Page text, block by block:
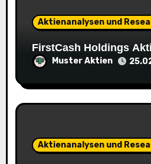
Aktienanalysen und
FirstCash Holdings
Muster Aktien
Aktienanalysen und